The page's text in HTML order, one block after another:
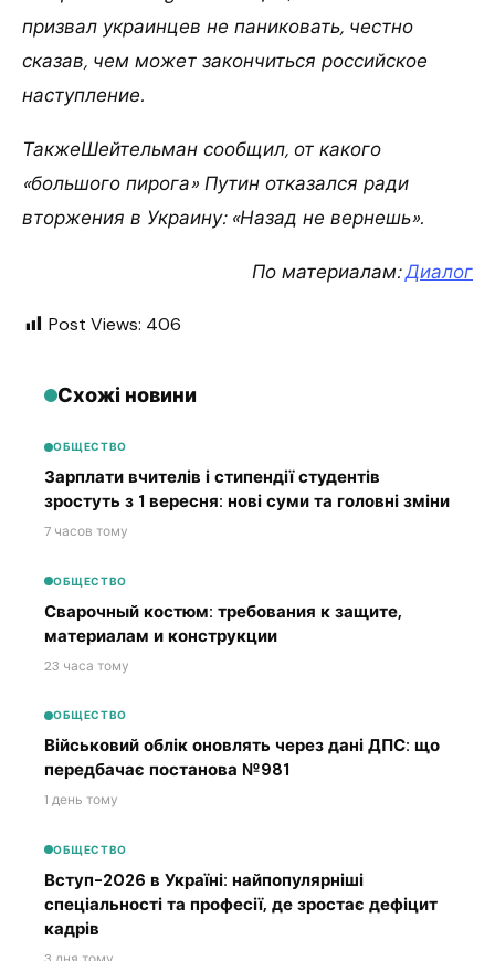
призвал украинцев не паниковать, честно
сказав, чем может закончиться российское
наступление.
ТакжеШейтельман сообщил, от какого
«большого пирога» Путин отказался ради
вторжения в Украину: «Назад не вернешь».
По материалам:Диалог
Post Views: 406
Схожі новини
ОБЩЕСТВО
Зарплати вчителів і стипендії студентів
зростуть з 1 вересня: нові суми та головні зміни
7 часов тому
ОБЩЕСТВО
Сварочный костюм: требования к защите,
материалам и конструкции
23 часа тому
ОБЩЕСТВО
Військовий облік оновлять через дані ДПС: що
передбачає постанова №981
1 день тому
ОБЩЕСТВО
Вступ-2026 в Україні: найпопулярніші
спеціальності та професії, де зростає дефіцит
кадрів